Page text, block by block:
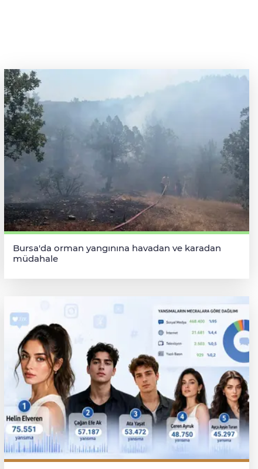
Bursa'da orman yangınına havadan ve karadan
müdahale